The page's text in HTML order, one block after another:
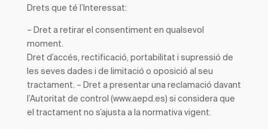
Drets que té l’Interessat:
– Dret a retirar el consentiment en qualsevol
moment.
Dret d’accés, rectificació, portabilitat i supressió de
les seves dades i de limitació o oposició al seu
tractament. – Dret a presentar una reclamació davant
l’Autoritat de control (www.aepd.es) si considera que
el tractament no s’ajusta a la normativa vigent.